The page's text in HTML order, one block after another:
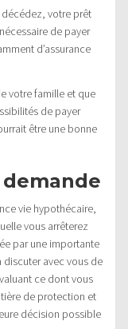
décédez, votre prêt
de payer
d’assurance
votre famille et que
de payer
être une bonne
vie hypothécaire,
vous arrêterez
par une importante
avec vous de
ce dont vous
de protection et
décision possible